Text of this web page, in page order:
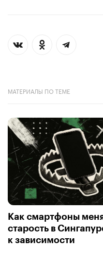
МАТЕРИАЛЫ ПО ТЕМЕ
Как смартфоны
старость в
к зависимости